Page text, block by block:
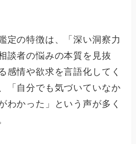
定の特徴は、「深い洞察力
談者の悩みの本質を見抜
感情や欲求を言語化してく
「自分でも気づいていなか
わかった」という声が多く